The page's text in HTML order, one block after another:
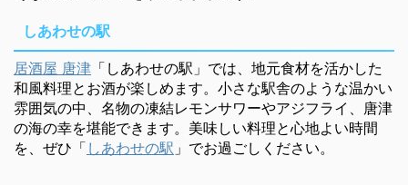
しあわせの駅
居酒屋 唐津 「しあわせの駅」では、地元食材を活かした
和風料理とお酒が楽しめます。小さな駅舎のような温かい
雰囲気の中、名物の凍結レモンサワーやアジフライ、唐津
の海の幸を堪能できます。美味しい料理と心地よい時間
を、ぜひ「 しあわせの駅 」でお過ごしください。